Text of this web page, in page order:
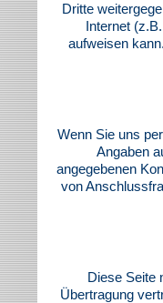
Dritte
Internet
aufweisen
Wenn Sie uns
Angaben
angegebenen
von
Diese Seite
Übertragung